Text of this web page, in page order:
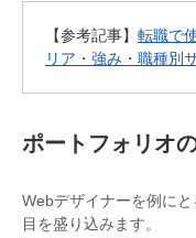
【参考記事】 転職で
リア・強み・職種別
ポートフォリオ
Webデザイナーを例に
目を盛り込みます。